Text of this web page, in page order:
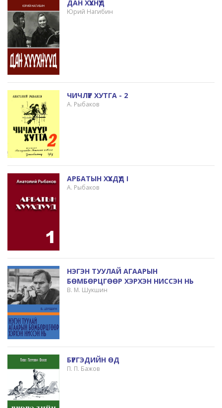
ДАН ХҮҮХНҮҮД
Юрий Нагибин
ЧИЧЛҮҮР ХУТГА - 2
А. Рыбаков
АРБАТЫН ХҮҮХДҮҮД I
А. Рыбаков
НЭГЭН ТУУЛАЙ АГААРЫН
БӨМБӨРЦГӨӨР ХЭРХЭН НИССЭН НЬ
В. М. Шукшин
БҮРГЭДИЙН ӨД
П. П. Бажов